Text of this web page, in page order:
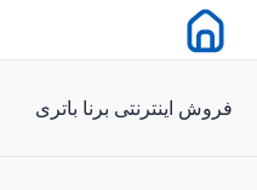
فروش اینترنتی برنا باتری